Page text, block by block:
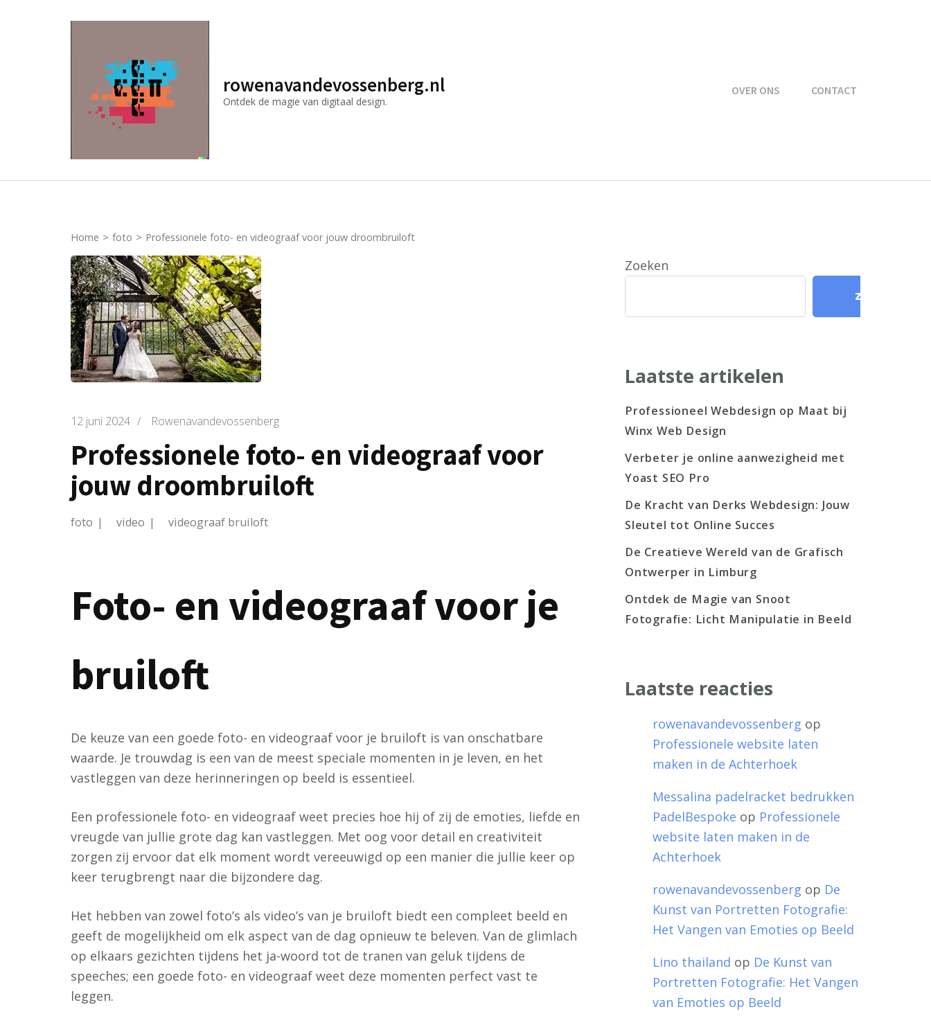
rowenavandevossenberg.nl
Ontdek de magie van digitaal design.
OVER ONS CONTACT
Home > foto > Professionele foto- en videograaf voor jouw droombruiloft
12 juni 2024 / Rowenavandevossenberg
Professionele foto- en videograaf voor
jouw droombruiloft
foto video videograaf bruiloft
Foto- en videograaf voor je
bruiloft
De keuze van een goede foto- en videograaf voor je bruiloft is van onschatbare
waarde. Je trouwdag is een van de meest speciale momenten in je leven, en het
vastleggen van deze herinneringen op beeld is essentieel.
Een professionele foto- en videograaf weet precies hoe hij of zij de emoties, liefde en
vreugde van jullie grote dag kan vastleggen. Met oog voor detail en creativiteit
zorgen zij ervoor dat elk moment wordt vereeuwigd op een manier die jullie keer op
keer terugbrengt naar die bijzondere dag.
Het hebben van zowel foto’s als video’s van je bruiloft biedt een compleet beeld en
geeft de mogelijkheid om elk aspect van de dag opnieuw te beleven. Van de glimlach
op elkaars gezichten tijdens het ja-woord tot de tranen van geluk tijdens de
speeches; een goede foto- en videograaf weet deze momenten perfect vast te
leggen.
Zoeken
Zoeken
Laatste artikelen
Professioneel Webdesign op Maat bij
Winx Web Design
Verbeter je online aanwezigheid met
Yoast SEO Pro
De Kracht van Derks Webdesign: Jouw
Sleutel tot Online Succes
De Creatieve Wereld van de Grafisch
Ontwerper in Limburg
Ontdek de Magie van Snoot
Fotografie: Licht Manipulatie in Beeld
Laatste reacties
rowenavandevossenberg op
Professionele website laten
maken in de Achterhoek
Messalina padelracket bedrukken
PadelBespoke op Professionele
website laten maken in de
Achterhoek
rowenavandevossenberg op De
Kunst van Portretten Fotografie:
Het Vangen van Emoties op Beeld
Lino thailand op De Kunst van
Portretten Fotografie: Het Vangen
van Emoties op Beeld